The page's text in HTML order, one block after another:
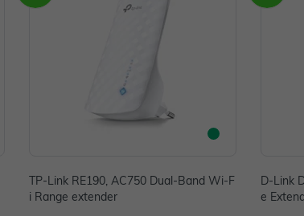
TP-Link RE190, AC750 Dual-Band Wi-F
i Range extender
D-Link
e